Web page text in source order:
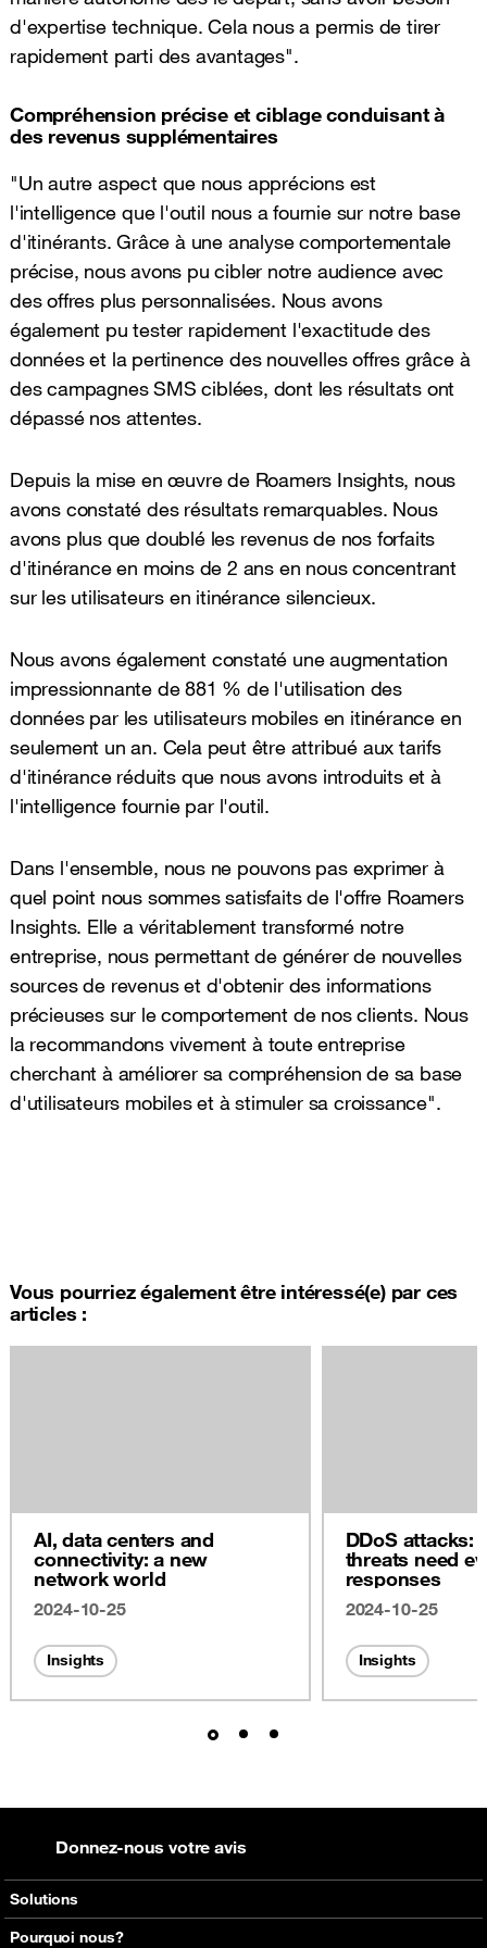
d'expertise technique. Cela nous a permis de tirer
rapidement parti des avantages".
Compréhension précise et ciblage conduisant à
des revenus supplémentaires
"Un autre aspect que nous apprécions est
l'intelligence que l'outil nous a fournie sur notre base
d'itinérants. Grâce à une analyse comportementale
précise, nous avons pu cibler notre audience avec
des offres plus personnalisées. Nous avons
également pu tester rapidement l'exactitude des
données et la pertinence des nouvelles offres grâce à
des campagnes SMS ciblées, dont les résultats ont
dépassé nos attentes.
Depuis la mise en œuvre de Roamers Insights, nous
avons constaté des résultats remarquables. Nous
avons plus que doublé les revenus de nos forfaits
d'itinérance en moins de 2 ans en nous concentrant
sur les utilisateurs en itinérance silencieux.
Nous avons également constaté une augmentation
impressionnante de 881 % de l'utilisation des
données par les utilisateurs mobiles en itinérance en
seulement un an. Cela peut être attribué aux tarifs
d'itinérance réduits que nous avons introduits et à
l'intelligence fournie par l'outil.
Dans l'ensemble, nous ne pouvons pas exprimer à
quel point nous sommes satisfaits de l'offre Roamers
Insights. Elle a véritablement transformé notre
entreprise, nous permettant de générer de nouvelles
sources de revenus et d'obtenir des informations
précieuses sur le comportement de nos clients. Nous
la recommandons vivement à toute entreprise
cherchant à améliorer sa compréhension de sa base
d'utilisateurs mobiles et à stimuler sa croissance".
Vous pourriez également être intéressé(e) par ces
articles :
AI, data centers and
connectivity: a new
network world
2024-10-25
Insights
DDoS attacks:
threats need
responses
2024-10-25
Insights
Solutions
Voix
Pourquoi nous?
Donnez-nous votre avis